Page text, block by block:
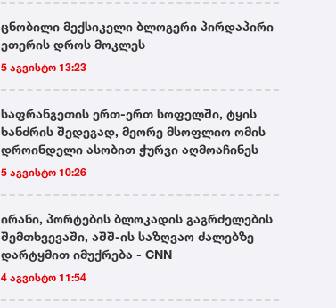
ცნობილი მექსიკელი ბლოგერი პირდაპირი
ეთერის დროს მოკლეს
5 აგვისტო 13:23
საფრანგეთის ერთ-ერთ სოფელში, ტყის
ხანძრის შედეგად, მეორე მსოფლიო ომის
დროინდელი ასობით ჭურვი აღმოაჩინეს
5 აგვისტო 10:26
ირანი, პორტების ბლოკადის გაგრძელების
შემთხვევაში, აშშ-ის საზღვაო ძალებზე
დარტყმით იმუქრება - CNN
4 აგვისტო 11:54